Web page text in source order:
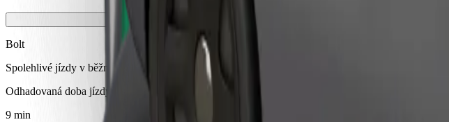
Bolt
Spolehlivé jízdy v běžných vozidlech střední velikosti.
Odhadovaná doba jízdy
9 min